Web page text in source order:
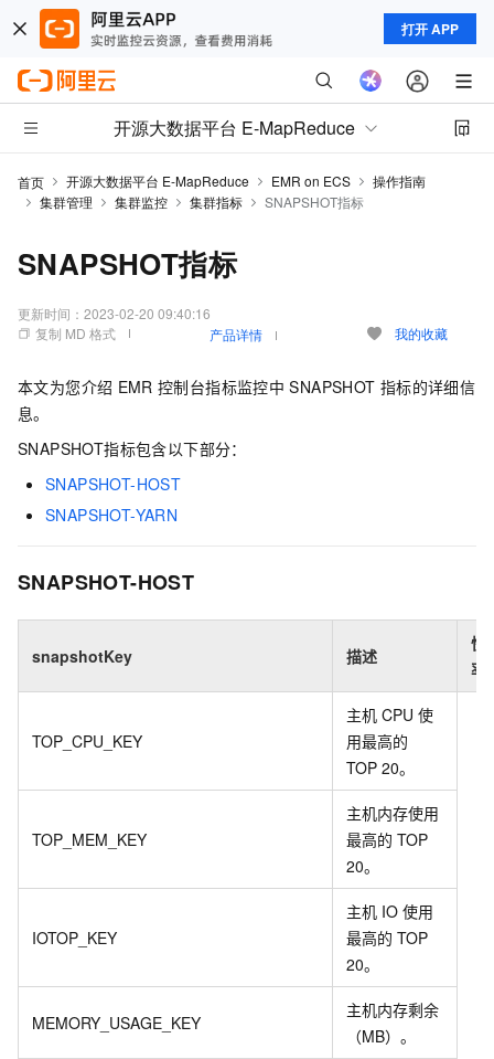
打开 APP
开源大数据平台 E-MapReduce
首页 开源大数据平台 E-MapReduce EMR on ECS
操作指南
集群管理
集群监控 集群指标 SNAPSHOT指标
SNAPSHOT指标
更新时间： 2023-02-20 09:40:16
复制 MD 格式
产品详情 我的收藏
本文为您介绍 EMR 控制台指标监控中 SNAPSHOT 指标的详细信
息。
SNAPSHOT指标包含以下部分：
SNAPSHOT-HOST
SNAPSHOT-YARN
SNAPSHOT-HOST
snapshotKey 描述
快
率
TOP_CPU_KEY
主机 CPU 使
用最高的
TOP 20。
TOP_MEM_KEY
主机内存使用
最高的 TOP
20。
IOTOP_KEY
主机 IO 使用
最高的 TOP
20。
MEMORY_USAGE_KEY
主机内存剩余
（MB）。